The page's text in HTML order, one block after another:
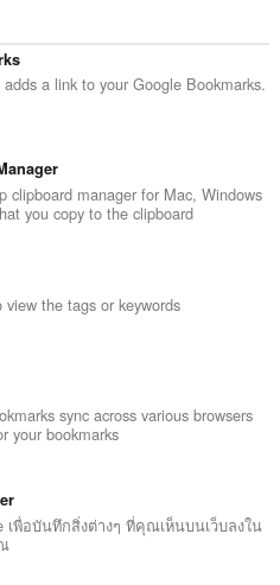
a link to your Google Bookmarks.
clipboard manager for Mac, Windows
you copy to the clipboard
the tags or keywords
sync across various browsers
your bookmarks
เพื่อบันทึกสิ่งต่างๆ ที่คุณเห็นบนเว็บลงใน